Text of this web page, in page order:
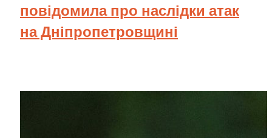
повідомила про наслідки атак
на Дніпропетровщині